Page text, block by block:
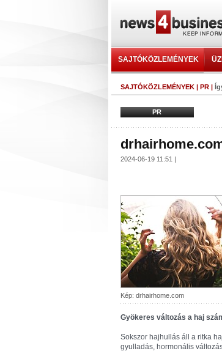
SAJTÓKÖZLEMÉNYEK
SAJTÓKÖZLEMÉNYEK | PR |
PR
2024-06-19 11:51 |
Kép: drhairhome.com
Gyökeres változás a haj
Sokszor hajhullás áll a ritka
gyulladás, hormonális